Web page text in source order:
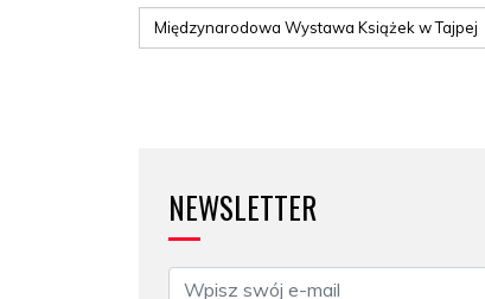
Międzynarodowa Wystawa Książek w Tajpej
NEWSLETTER